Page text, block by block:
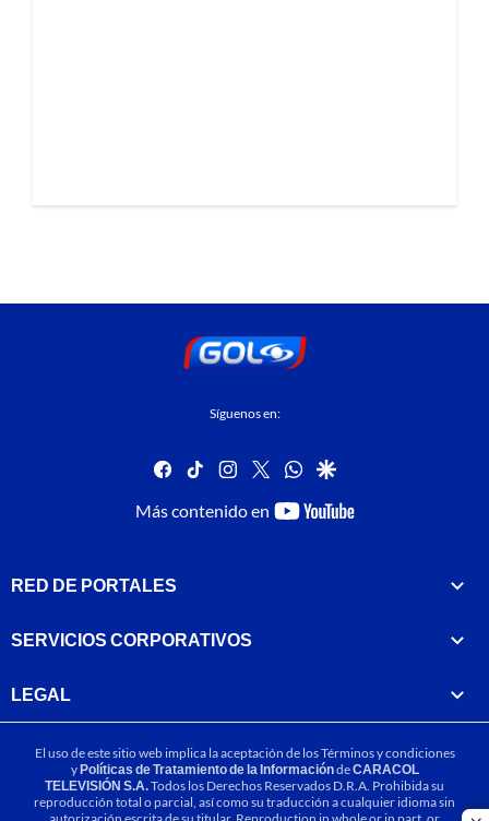
Síguenos en:
facebook
tiktok instagram
twitterwhatsapp
google
Más contenido en
youtube-
RED DE PORTALES
SERVICIOS CORPORATIVOS
LEGAL
El uso de este sitio web implica la aceptación de losTérminos y condiciones
yPolíticas de Tratamiento de la InformacióndeCARACOL
TELEVISIÓN S.A.Todos los Derechos Reservados D.R.A. Prohibida su
reproducción total o parcial, así como su traducción a cualquier idioma sin